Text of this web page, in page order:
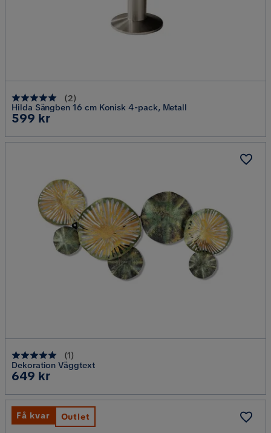
(2)
Hilda Sängben 16 cm Konisk 4-pack, Metall
Pris
599 kr
(1)
Dekoration Väggtext
Pris
649 kr
Få kvar Outlet